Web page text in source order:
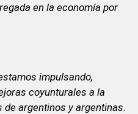
en la economía por
impulsando,
coyunturales a la
argentinos y argentinas.